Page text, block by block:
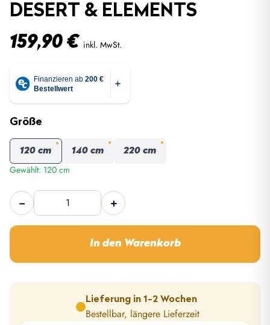
DESERT & ELEMENTS
159,90 € inkl. MwSt.
Größe
120 cm 140 cm 220 cm
Gewählt: 120 cm
−
Horntools
Dachzelt
Thermo
&
+
In den Warenkorb
Lieferung in 1-2 Wochen
Bestellbar, längere Lieferzeit